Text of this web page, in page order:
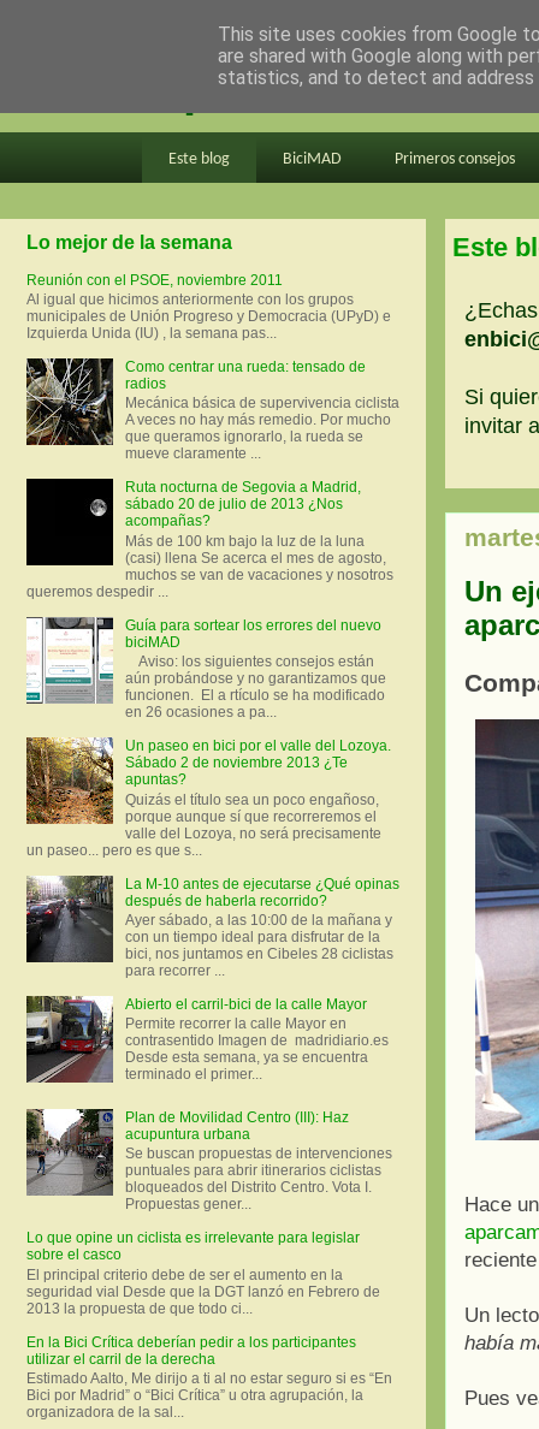
en bici por madrid
Este blog BiciMAD Primeros consejos
Este
Si
invitar
Un
Hace
Un
había
Pues
Lo mejor de la semana
Reunión con el PSOE, noviembre 2011
Al igual que hicimos anteriormente con los grupos
municipales de Unión Progreso y Democracia (UPyD) e
Izquierda Unida (IU) , la semana pas...
Como centrar una rueda: tensado de
radios
Mecánica básica de supervivencia ciclista
A veces no hay más remedio. Por mucho
que queramos ignorarlo, la rueda se
mueve claramente ...
Ruta nocturna de Segovia a Madrid,
sábado 20 de julio de 2013 ¿Nos
acompañas?
Más de 100 km bajo la luz de la luna
(casi) llena Se acerca el mes de agosto,
muchos se van de vacaciones y nosotros
queremos despedir ...
Guía para sortear los errores del nuevo
biciMAD
Aviso: los siguientes consejos están
aún probándose y no garantizamos que
funcionen. El a rtículo se ha modificado
en 26 ocasiones a pa...
Un paseo en bici por el valle del Lozoya.
Sábado 2 de noviembre 2013 ¿Te
apuntas?
Quizás el título sea un poco engañoso,
porque aunque sí que recorreremos el
valle del Lozoya, no será precisamente
un paseo... pero es que s...
La M-10 antes de ejecutarse ¿Qué opinas
después de haberla recorrido?
Ayer sábado, a las 10:00 de la mañana y
con un tiempo ideal para disfrutar de la
bici, nos juntamos en Cibeles 28 ciclistas
para recorrer ...
Abierto el carril-bici de la calle Mayor
Permite recorrer la calle Mayor en
contrasentido Imagen de madridiario.es
Desde esta semana, ya se encuentra
terminado el primer...
Plan de Movilidad Centro (III): Haz
acupuntura urbana
Se buscan propuestas de intervenciones
puntuales para abrir itinerarios ciclistas
bloqueados del Distrito Centro. Vota I.
Propuestas gener...
Lo que opine un ciclista es irrelevante para legislar
sobre el casco
El principal criterio debe de ser el aumento en la
seguridad vial Desde que la DGT lanzó en Febrero de
2013 la propuesta de que todo ci...
En la Bici Crítica deberían pedir a los participantes
utilizar el carril de la derecha
Estimado Aalto, Me dirijo a ti al no estar seguro si es “En
Bici por Madrid” o “Bici Crítica” u otra agrupación, la
organizadora de la sal...
This site uses cookies from Google
are shared with Google along with
statistics, and to detect and address